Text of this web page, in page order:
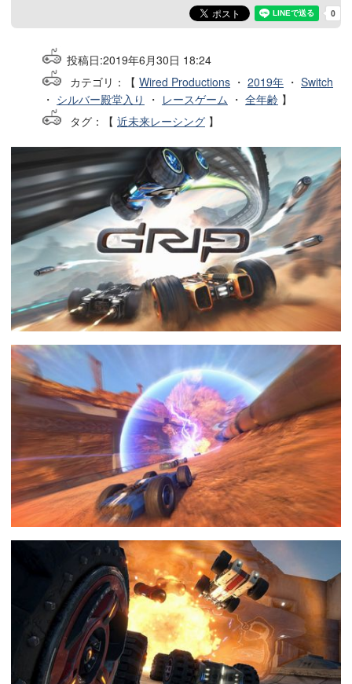
投稿日:2019年6月30日 18:24
カテゴリ：【 Wired Productions ・ 2019年 ・ Switch
・ シルバー殿堂入り ・ レースゲーム ・ 全年齢 】
タグ ：【 近未来レーシング 】